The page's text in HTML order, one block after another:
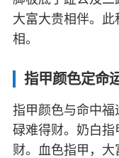
大富大贵相伴。
相。
指甲颜色定命
指甲颜色与命中
碌难得财。奶白
财。血色指甲，大